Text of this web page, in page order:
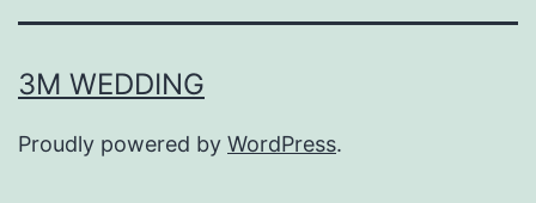
3M WEDDING
Proudly powered by WordPress.